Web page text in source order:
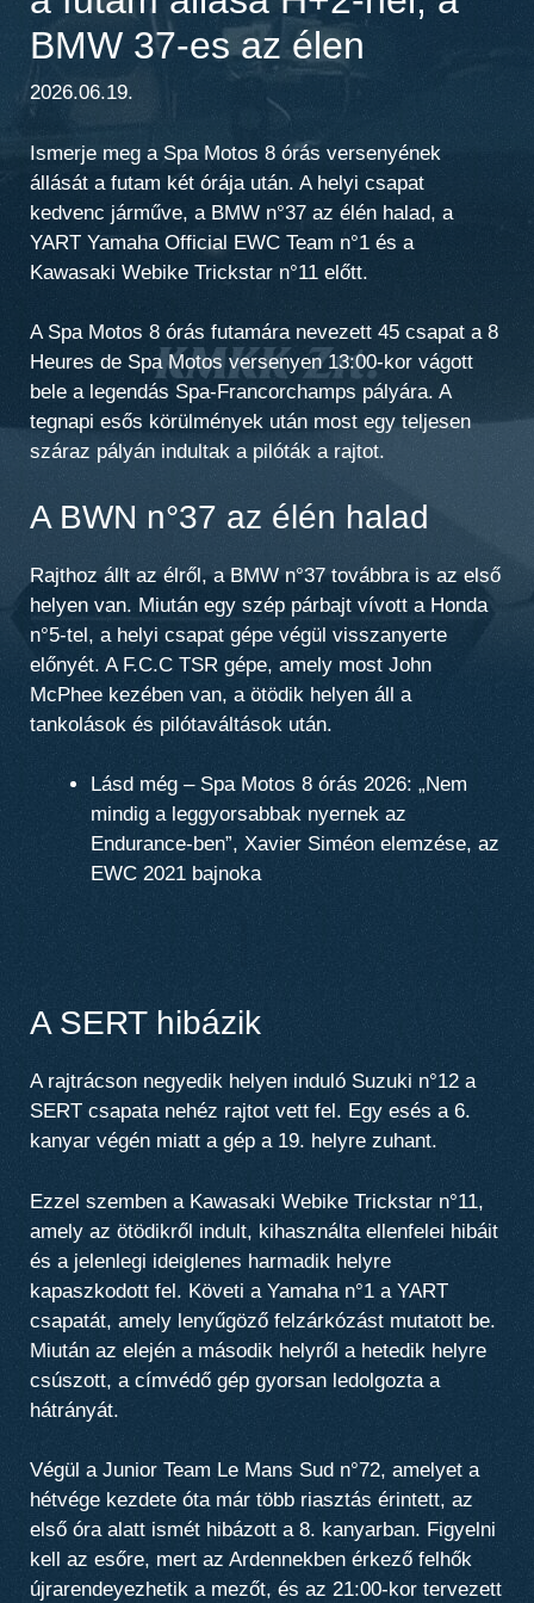
BMW 37-es az élen
2026.06.19.
Ismerje meg a Spa Motos 8 órás versenyének
állását a futam két órája után. A helyi csapat
kedvenc járműve, a BMW n°37 az élén halad, a
YART Yamaha Official EWC Team n°1 és a
Kawasaki Webike Trickstar n°11 előtt.
A Spa Motos 8 órás futamára nevezett 45 csapat a 8
Heures de Spa Motosversenyen 13:00-kor vágott
bele a legendás Spa-Francorchamps pályára. A
tegnapi esős körülmények után most egy teljesen
száraz pályán indultak a pilóták a rajtot.
A BWN n°37 az élén halad
Rajthoz állt az élről, aBMW n°37továbbra is az első
helyen van. Miután egy szép párbajt vívott a Honda
n°5-tel, a helyi csapat gépe végül visszanyerte
előnyét. A F.C.C TSR gépe, amely most John
McPhee kezében van, a ötödik helyen áll a
tankolások és pilótaváltások után.
Lásd még – Spa Motos 8 órás 2026: „Nem
mindig a leggyorsabbak nyernek az
Endurance-ben”, Xavier Siméon elemzése, az
EWC 2021 bajnoka
A SERT hibázik
A rajtrácson negyedik helyen induló Suzuki n°12 a
SERT csapata nehéz rajtot vett fel. Egy esés a 6.
kanyar végén miatt a gép a 19. helyre zuhant.
Ezzel szemben a Kawasaki Webike Trickstar n°11,
amely az ötödikről indult, kihasználta ellenfelei hibáit
és a jelenlegi ideiglenes harmadik helyre
kapaszkodott fel. Követi a Yamaha n°1 a YART
csapatát, amely lenyűgöző felzárkózást mutatott be.
Miután az elején a második helyről a hetedik helyre
csúszott, a címvédő gép gyorsan ledolgozta a
hátrányát.
Végül a Junior Team Le Mans Sud n°72, amelyet a
hétvége kezdete óta már több riasztás érintett, az
első óra alatt ismét hibázott a 8. kanyarban. Figyelni
kell az esőre, mert az Ardennekben érkező felhők
újrarendeyezhetik a mezőt, és az 21:00-kor tervezett